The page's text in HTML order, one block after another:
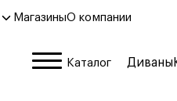
МагазиныО компании
Каталог Диваны